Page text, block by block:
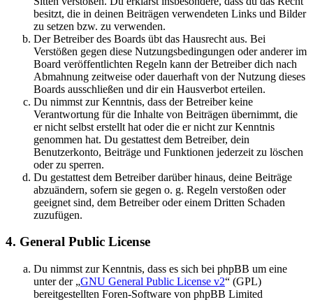
besitzt, die in deinen Beiträgen verwendeten Links und Bilder
zu setzen bzw. zu verwenden.
Der Betreiber des Boards übt das Hausrecht aus. Bei
Verstößen gegen diese Nutzungsbedingungen oder anderer im
Board veröffentlichten Regeln kann der Betreiber dich nach
Abmahnung zeitweise oder dauerhaft von der Nutzung dieses
Boards ausschließen und dir ein Hausverbot erteilen.
Du nimmst zur Kenntnis, dass der Betreiber keine
Verantwortung für die Inhalte von Beiträgen übernimmt, die
er nicht selbst erstellt hat oder die er nicht zur Kenntnis
genommen hat. Du gestattest dem Betreiber, dein
Benutzerkonto, Beiträge und Funktionen jederzeit zu löschen
oder zu sperren.
Du gestattest dem Betreiber darüber hinaus, deine Beiträge
abzuändern, sofern sie gegen o. g. Regeln verstoßen oder
geeignet sind, dem Betreiber oder einem Dritten Schaden
zuzufügen.
4. General Public License
Du nimmst zur Kenntnis, dass es sich bei phpBB um eine
unter der „GNU General Public License v2“ (GPL)
bereitgestellten Foren-Software von phpBB Limited